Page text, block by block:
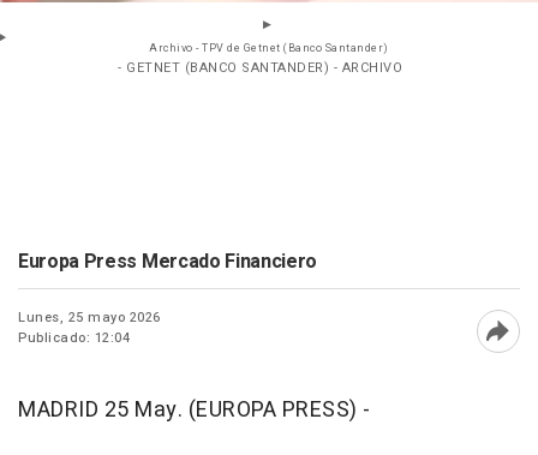
Archivo - TPV de Getnet (Banco Santander)
- GETNET (BANCO SANTANDER) - ARCHIVO
Europa Press Mercado Financiero
Lunes, 25 mayo 2026
Publicado: 12:04
MADRID 25 May. (EUROPA PRESS) -